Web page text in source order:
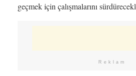
geçmek için çalışmalarını
Reklam